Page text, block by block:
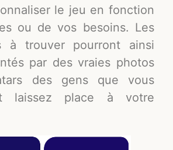
le jeu en fonction
ou de vos besoins. Les
à trouver pourront ainsi
par des vraies photos
des gens que vous
laissez place à votre